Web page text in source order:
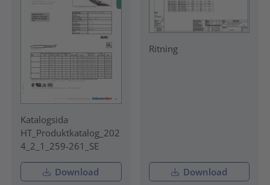
Katalogsida
HT_Produktkatalog_202
4_2_1_259-261_SE
Download
Ritning
Download